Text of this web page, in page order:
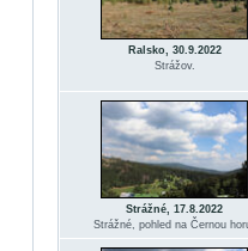
Ralsko, 30.9.2022
Strážov.
Strážné, 17.8.2022
Strážné, pohled na Černou